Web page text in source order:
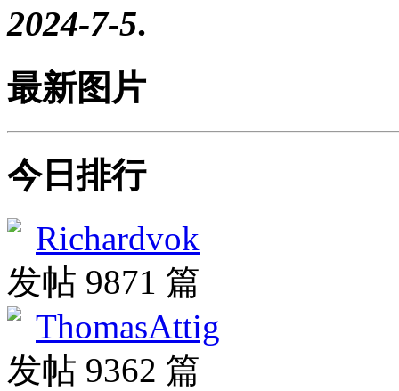
2024-7-5.
最新图片
今日排行
Richardvok
发帖 9871 篇
ThomasAttig
发帖 9362 篇